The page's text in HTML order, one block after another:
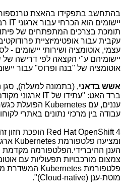
בהתחשב בתפקידו בהאצת
יישומים הוא הכרחי עבור ארגוני IT
תומכת בצרכים המתפתחים של
עקבית עבור אופטימיזציית
עצמי, אוטומציה ושירותי יישומים
יישומיהם ע"י הקצאה לפי דרישה של
אוטומציה של "בנה ופרוס" עבור
אשש בדאני, (בתמונה למעלה), סגן
ברד האט: "עתידו של IT ארגוני
עננים, עם Kubernetes הפועלת
עבודה בין מרכזי נתונים באתרי
Red Hat OpenShift 4 הופכת חזון
ומציעה פלטפורמת Kubernetes
הענן ההיברידי.הפלטפורמה מקדמת
צמצום מורכבויות תפעוליות עם
פלטפורמת Kubernetes המשדרת
מוטת-ענן (Cloud-native
)".